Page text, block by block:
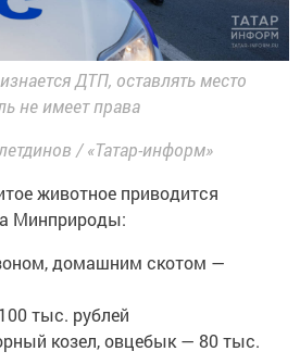
ДТП, оставлять место
не имеет права
/ «Татар-информ»
животное приводится
Минприроды:
домашним скотом —
тыс. рублей
козел, овцебык — 80 тыс.